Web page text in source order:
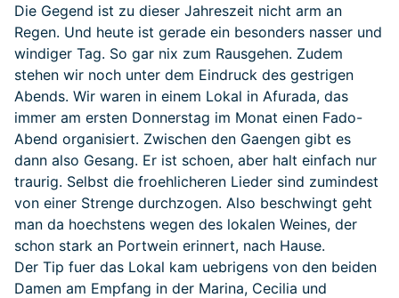
Die Gegend ist zu dieser Jahreszeit nicht arm an
Regen. Und heute ist gerade ein besonders nasser und
windiger Tag. So gar nix zum Rausgehen. Zudem
stehen wir noch unter dem Eindruck des gestrigen
Abends. Wir waren in einem Lokal in Afurada, das
immer am ersten Donnerstag im Monat einen Fado-
Abend organisiert. Zwischen den Gaengen gibt es
dann also Gesang. Er ist schoen, aber halt einfach nur
traurig. Selbst die froehlicheren Lieder sind zumindest
von einer Strenge durchzogen. Also beschwingt geht
man da hoechstens wegen des lokalen Weines, der
schon stark an Portwein erinnert, nach Hause.
Der Tip fuer das Lokal kam uebrigens von den beiden
Damen am Empfang in der Marina, Cecilia und